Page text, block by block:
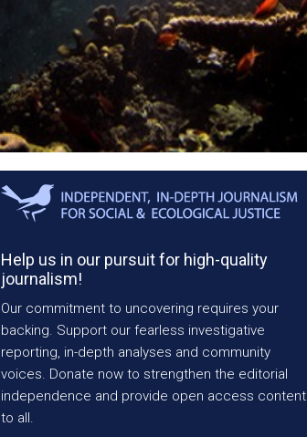
Help us in our pursuit for high-quality
journalism!
Our commitment to uncovering requires your
backing. Support our fearless investigative
reporting, in-depth analyses and community
voices. Donate now to strengthen the editorial
independence and provide open access content
to all.